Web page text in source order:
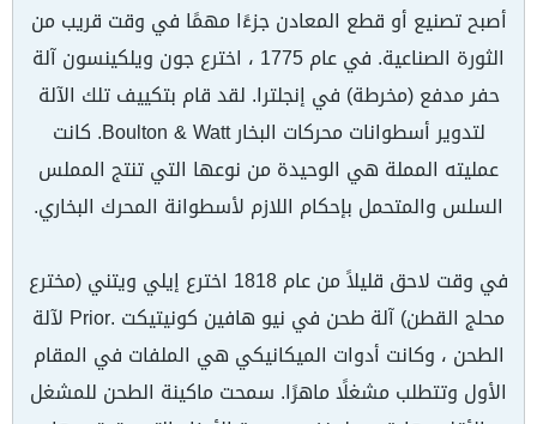
أصبح تصنيع أو قطع المعادن جزءًا مهمًا في وقت قريب من
الثورة الصناعية. في عام 1775 ، اخترع جون ويلكينسون آلة
حفر مدفع (مخرطة) في إنجلترا. لقد قام بتكييف تلك الآلة
لتدوير أسطوانات محركات البخار Boulton & Watt. كانت
عمليته المملة هي الوحيدة من نوعها التي تنتج المملس
السلس والمتحمل بإحكام اللازم لأسطوانة المحرك البخاري.
في وقت لاحق قليلاً من عام 1818 اخترع إيلي ويتني (مخترع
محلج القطن) آلة طحن في نيو هافين كونيتيكت .Prior لآلة
الطحن ، وكانت أدوات الميكانيكي هي الملفات في المقام
الأول وتتطلب مشغلًا ماهرًا. سمحت ماكينة الطحن للمشغل